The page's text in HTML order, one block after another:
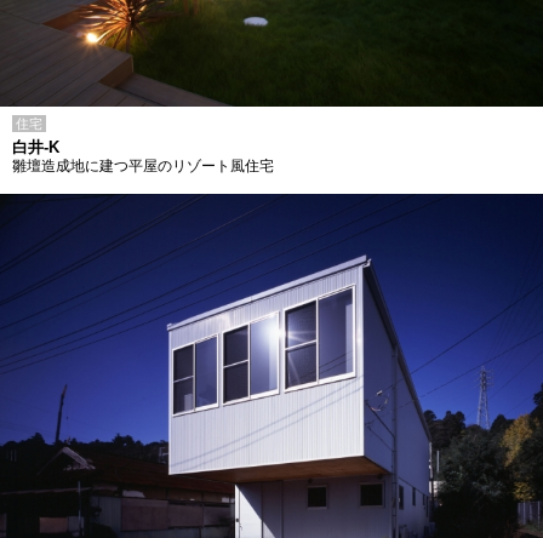
住宅
白井-K
雛壇造成地に建つ平屋のリゾート風住宅